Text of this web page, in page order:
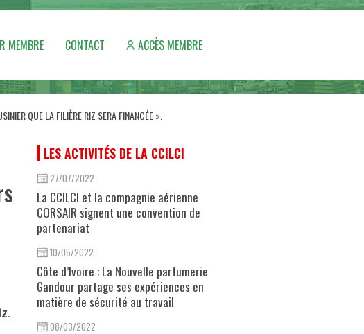
MEMBRE CONTACT ACCÈS MEMBRE
QUE LA FILIÈRE RIZ SERA FINANCÉE ».
LES ACTIVITÉS DE LA CCILCI
27/07/2022
La CCILCI et la compagnie aérienne
CORSAIR signent une convention de
partenariat
10/05/2022
Côte d’Ivoire : La Nouvelle parfumerie
Gandour partage ses expériences en
matière de sécurité au travail
08/03/2022